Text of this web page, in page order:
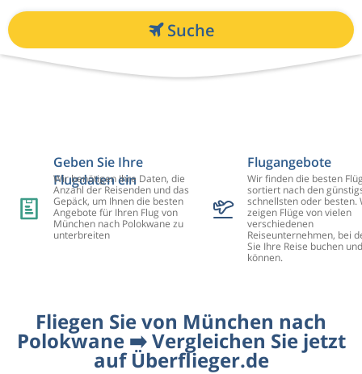
Suche
Geben Sie Ihre
Flugdaten ein
Wir benötigen Ihre Daten, die
Anzahl der Reisenden und das
Gepäck, um Ihnen die besten
Angebote für Ihren Flug von
München nach Polokwane zu
unterbreiten
Flugangebote
Wir finden die besten
sortiert nach den
schnellsten oder besten.
zeigen Flüge von vielen
verschiedenen
Reiseunternehmen, bei
Sie Ihre Reise buchen
können.
Fliegen Sie von München nach
Polokwane ➡️ Vergleichen Sie jetzt
auf Überflieger.de